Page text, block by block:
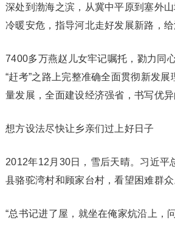
深处到渤海之滨，从冀中平原到塞外
冷暖安危，指导河北走好发展新路，给
7400多万燕赵儿女牢记嘱托，勠力同
“赶考”之路上完整准确全面贯彻新发
量发展，全面建设经济强省，书写优异
想方设法尽快让乡亲们过上好日子
2012年12月30日，雪后天晴。习近平
县骆驼湾村和顾家台村，看望困难群众
“总书记进了屋，就坐在俺家炕沿上，